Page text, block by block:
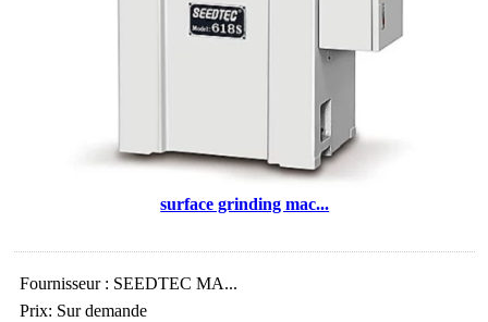
surface grinding mac...
Fournisseur : SEEDTEC MA...
Prix: Sur demande